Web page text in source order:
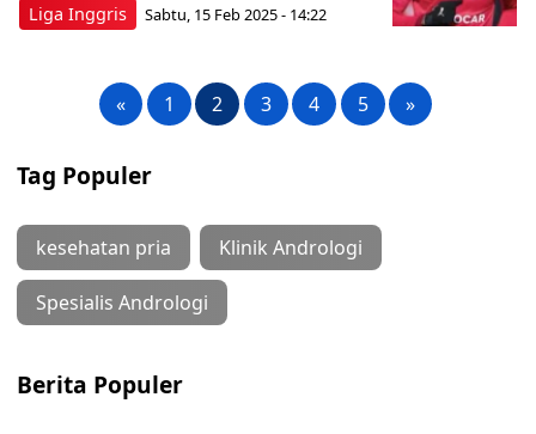
Liga Inggris Sabtu, 15 Feb 2025 - 14:22
« 1 2 3 4 5 »
Tag Populer
kesehatan pria Klinik Andrologi
Spesialis Andrologi
Berita Populer